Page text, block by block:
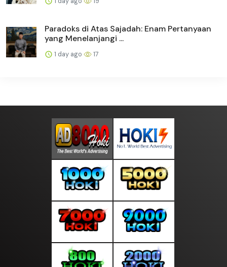
Paradoks di Atas Sajadah: Enam Pertanyaan
yang Menelanjangi ...
1 day ago 17